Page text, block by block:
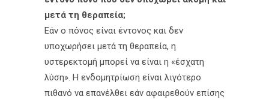
μετά τη θεραπεία;
Εάν ο πόνος είναι έντονος και δεν
υποχωρήσει μετά τη θεραπεία, η
υστερεκτομή μπορεί να είναι η «έσχατη
λύση». Η ενδομητρίωση είναι λιγότερο
πιθανό να επανέλθει εάν αφαιρεθούν επίσης